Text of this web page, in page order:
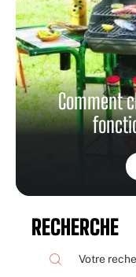
Comment
RECHERCHE